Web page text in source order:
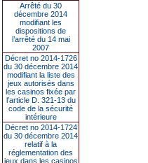
Arrêté du 30
décembre 2014
modifiant les
dispositions de
l’arrêté du 14 mai
2007
Décret no 2014-1726
du 30 décembre 2014
modifiant la liste des
jeux autorisés dans
les casinos fixée par
l’article D. 321-13 du
code de la sécurité
intérieure
Décret no 2014-1724
du 30 décembre 2014
relatif à la
réglementation des
jeux dans les casinos